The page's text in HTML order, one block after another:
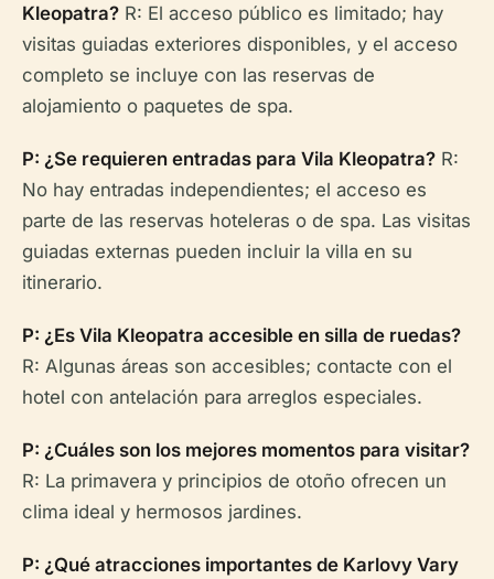
Kleopatra? R: El acceso público es limitado; hay
visitas guiadas exteriores disponibles, y el acceso
completo se incluye con las reservas de
alojamiento o paquetes de spa.
P: ¿Se requieren entradas para Vila Kleopatra? R:
No hay entradas independientes; el acceso es
parte de las reservas hoteleras o de spa. Las visitas
guiadas externas pueden incluir la villa en su
itinerario.
P: ¿Es Vila Kleopatra accesible en silla de ruedas?
R: Algunas áreas son accesibles; contacte con el
hotel con antelación para arreglos especiales.
P: ¿Cuáles son los mejores momentos para visitar?
R: La primavera y principios de otoño ofrecen un
clima ideal y hermosos jardines.
P: ¿Qué atracciones importantes de Karlovy Vary